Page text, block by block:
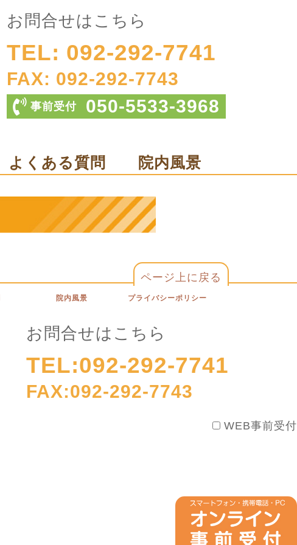
お問合せはこちら
TEL: 092-292-7741
FAX: 092-292-7743
事前受付 050-5533-3968
よくある質問 院内風景
ページ上に戻る
院内風景 プライバシーポリシー
お問合せはこちら
TEL:092-292-7741
FAX:092-292-7743
WEB事前受付